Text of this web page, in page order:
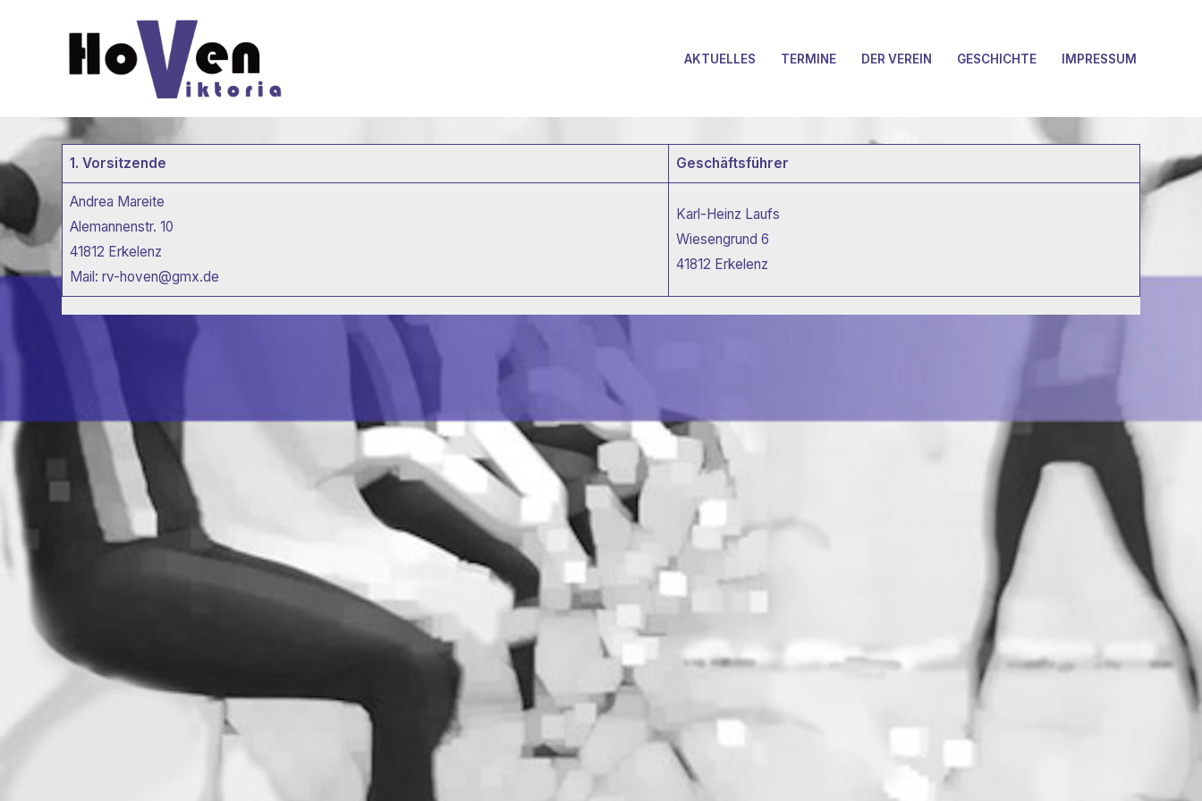
AKTUELLES TERMINE DER VEREIN GESCHICHTE IMPRESSUM
1. Vorsitzende Geschäftsführer
Andrea Mareite
Alemannenstr. 10
41812 Erkelenz
Mail: rv-hoven@gmx.de
Karl-Heinz Laufs
Wiesengrund 6
41812 Erkelenz